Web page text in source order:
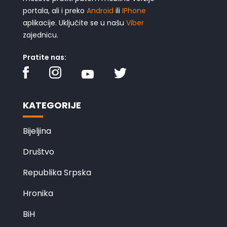
portala, ali i preko Android ili IPhone
aplikacije. Uključite se u našu Viber
zajednicu.
Pratite nas:
KATEGORIJE
Bijeljina
Društvo
Republika Srpska
Hronika
BiH